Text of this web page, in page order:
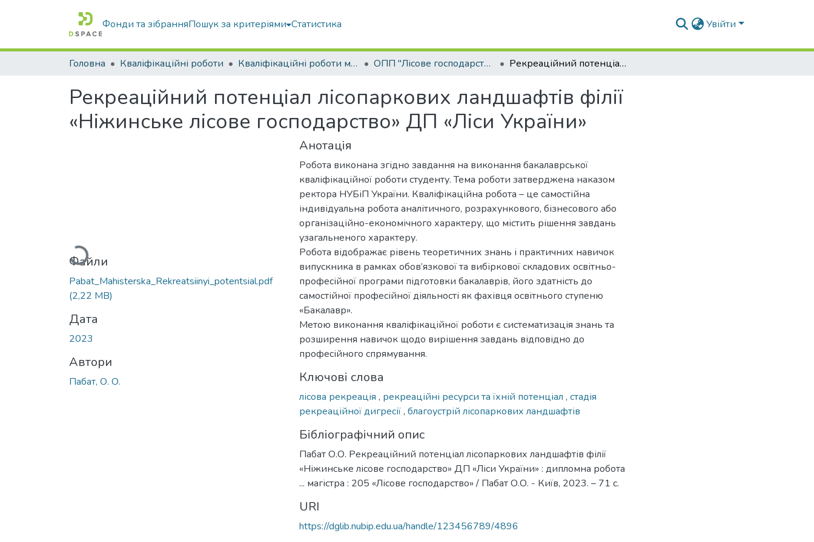
Фонди та зібранняПошук за критеріями Статистика Увійти
Головна Кваліфікаційні роботи Кваліфікаційні роботи магістрів ОПП "Лісове господарство" Рекреаційний потенціал лісопаркових ландшафтів філії «Ніжинське лісове господарство» ДП «Ліси України»
Рекреаційний потенціал лісопаркових ландшафтів філії
«Ніжинське лісове господарство» ДП «Ліси України»
Вантажиться...
Файли
Pabat_Mahisterska_Rekreatsiinyi_potentsial.pdf
(2,22 MB)
Дата
2023
Автори
Пабат, О. О.
Анотація
Робота виконана згідно завдання на виконання бакалаврської
кваліфікаційної роботи студенту. Тема роботи затверджена наказом
ректора НУБіП України. Кваліфікаційна робота – це самостійна
індивідуальна робота аналітичного, розрахункового, бізнесового або
організаційно-економічного характеру, що містить рішення завдань
узагальненого характеру.
Робота відображає рівень теоретичних знань і практичних навичок
випускника в рамках обов’язкової та вибіркової складових освітньо-
професійної програми підготовки бакалаврів, його здатність до
самостійної професійної діяльності як фахівця освітнього ступеню
«Бакалавр».
Метою виконання кваліфікаційної роботи є систематизація знань та
розширення навичок щодо вирішення завдань відповідно до
професійного спрямування.
Ключові слова
лісова рекреація , рекреаційні ресурси та їхній потенціал , стадія
рекреаційної дигресії, благоустрій лісопаркових ландшафтів
Бібліографічний опис
Пабат О.О. Рекреаційний потенціал лісопаркових ландшафтів філії
«Ніжинське лісове господарство» ДП «Ліси України» : дипломна робота
... магістра : 205 «Лісове господарство» / Пабат О.О. - Київ, 2023. – 71 с.
URI
https://dglib.nubip.edu.ua/handle/123456789/4896